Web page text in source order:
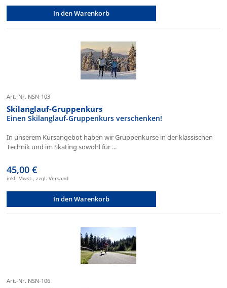
In den Warenkorb
Art.-Nr. NSN-103
Skilanglauf-Gruppenkurs
Einen Skilanglauf-Gruppenkurs verschenken!
In unserem Kursangebot haben wir Gruppenkurse in der klassischen
Technik und im Skating sowohl für ...
45,00 €
inkl. Mwst., zzgl. Versand
In den Warenkorb
Art.-Nr. NSN-106